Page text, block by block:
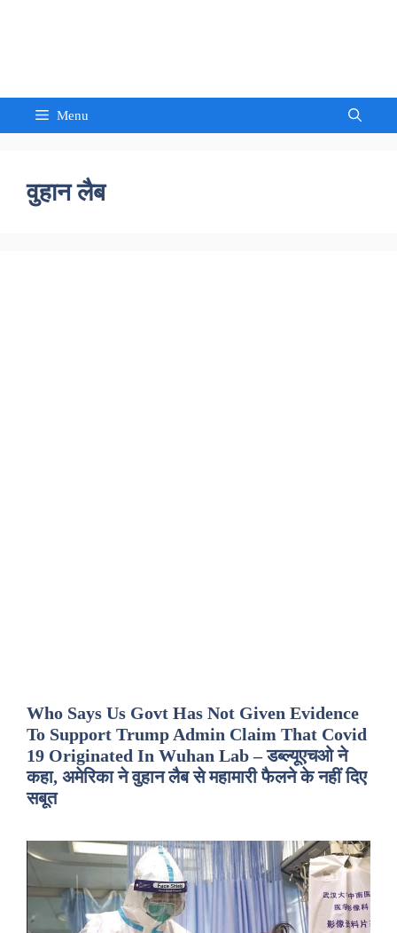
Menu
वुहान लैब
Who Says Us Govt Has Not Given Evidence
To Support Trump Admin Claim That Covid
19 Originated In Wuhan Lab – डब्ल्यूएचओ ने
कहा, अमेरिका ने वुहान लैब से महामारी फैलने के नहीं दिए
सबूत